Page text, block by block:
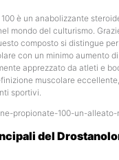
è un anabolizzante
mondo del culturismo.
composto si distingue
con un minimo aumento
apprezzato da atleti e
muscolare
sportivi.
propionate-100-un-
del